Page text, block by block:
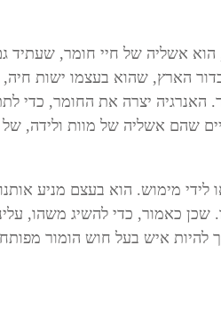
הוא אשליה של חיי חומר, שעתיד
הארץ, שהוא בעצמו ישות חיה,
האנרגיה יצרה את החומר, כדי
שהם אשליה של מוות ולידה, של
מימוש. הוא בעצם מניע אותנו
שכן כאמור, כדי להשיג משהו,
להיות איש בעל חוש הומור